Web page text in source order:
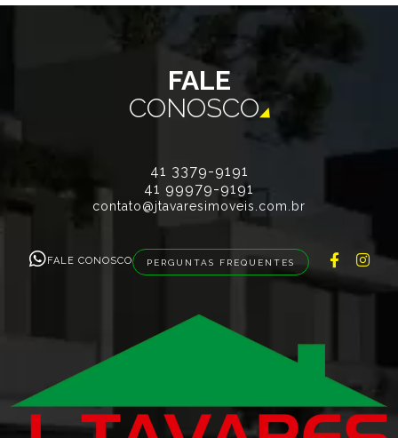
FALE
CONOSCO
41 3379-9191
41 99979-9191
contato@jtavaresimoveis.com.br
FALE CONOSCO PERGUNTAS FREQUENTES